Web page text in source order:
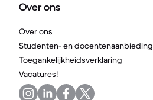
Over ons
Over ons
Studenten- en docentenaanbieding
Toegankelijkheidsverklaring
Vacatures!